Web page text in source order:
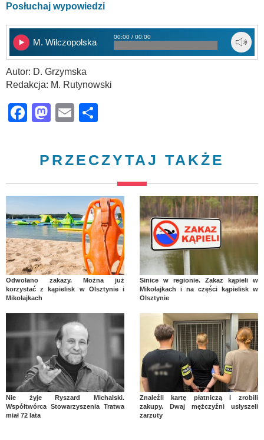
Posłuchaj wypowiedzi
M. Wilczopolska
00:00 / 00:00
Autor: D. Grzymska
Redakcja: M. Rutynowski
Facebook
Mastodon
Email
PRZECZYTAJ TAKŻE
Odwołano zakazy. Można już
korzystać z kąpielisk w Olsztynie i
Mikołajkach
Sinice w regionie. Zakaz kąpieli w
Mikołajkach i na części kąpielisk w
Olsztynie
Nie żyje Ryszard Michalski.
Współtwórca Stowarzyszenia Tratwa
miał 72 lata
Znaleźli kartę płatniczą i zrobili
zakupy. Dwaj mężczyźni usłyszeli
zarzuty